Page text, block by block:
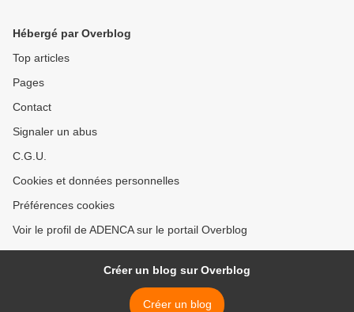
Hébergé par Overblog
Top articles
Pages
Contact
Signaler un abus
C.G.U.
Cookies et données personnelles
Préférences cookies
Voir le profil de ADENCA sur le portail Overblog
Créer un blog sur Overblog
Créer un blog